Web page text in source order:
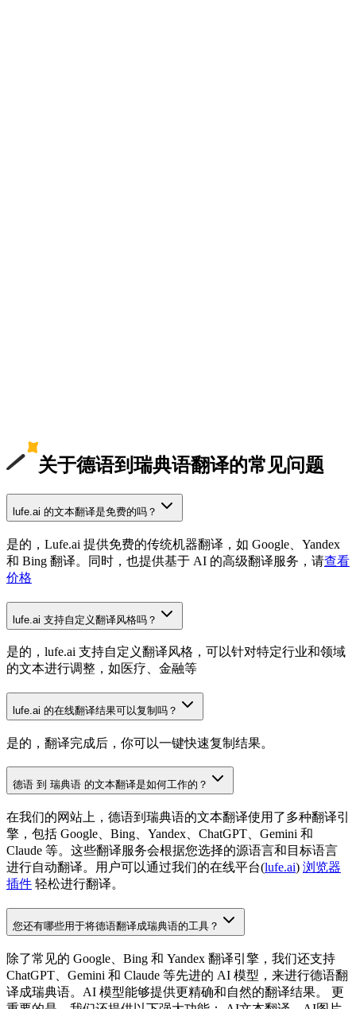
关于德语到瑞典语翻译的常见问题
lufe.ai 的文本翻译是免费的吗？
是的，Lufe.ai 提供免费的传统机器翻译，如 Google、Yandex
和 Bing 翻译。同时，也提供基于 AI 的高级翻译服务，请查看
价格
lufe.ai 支持自定义翻译风格吗？
是的，lufe.ai 支持自定义翻译风格，可以针对特定行业和领域
的文本进行调整，如医疗、金融等
lufe.ai 的在线翻译结果可以复制吗？
是的，翻译完成后，你可以一键快速复制结果。
德语 到 瑞典语 的文本翻译是如何工作的？
在我们的网站上，德语到瑞典语的文本翻译使用了多种翻译引
擎，包括 Google、Bing、Yandex、ChatGPT、Gemini 和
Claude 等。这些翻译服务会根据您选择的源语言和目标语言
进行自动翻译。用户可以通过我们的在线平台(lufe.ai) 浏览器
插件 轻松进行翻译。
您还有哪些用于将德语翻译成瑞典语的工具？
除了常见的 Google、Bing 和 Yandex 翻译引擎，我们还支持
ChatGPT、Gemini 和 Claude 等先进的 AI 模型，来进行德语翻
译成瑞典语。AI 模型能够提供更精确和自然的翻译结果。 更